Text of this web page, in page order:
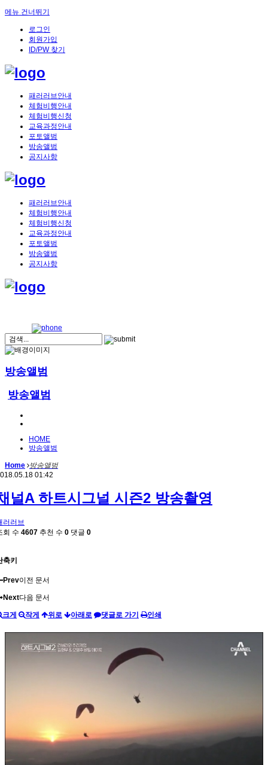
메뉴 건너뛰기
로그인
회원가입
ID/PW 찾기
패러러브안내
체험비행안내
체험비행신청
교육과정안내
포토앨범
방송앨범
공지사항
패러러브안내
체험비행안내
체험비행신청
교육과정안내
포토앨범
방송앨범
공지사항
방송앨범
방송앨범
HOME
방송앨범
Home
방송앨범
01:42
널A 하트시그널 시즌2 방송촬영
러러브
회 수 4607 추천 수 0 댓글 0
축키
Prev이전 문서
Next다음 문서
크게 작게 위로 아래로 댓글로 가기 인쇄